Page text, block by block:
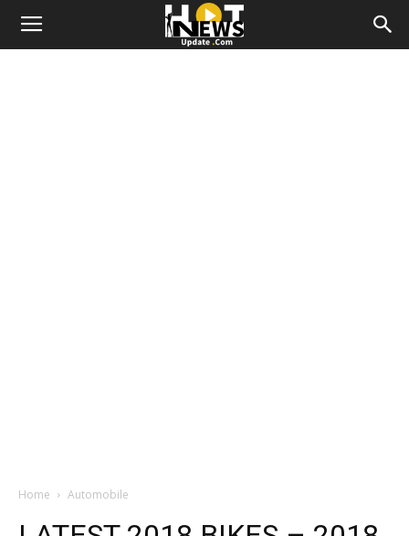
Home Automobile